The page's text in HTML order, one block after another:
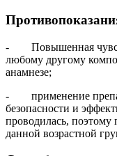
- Повышенная
любому другому
анамнезе;
- применение
безопасности и
проводилась, поэтому
данной возрастной